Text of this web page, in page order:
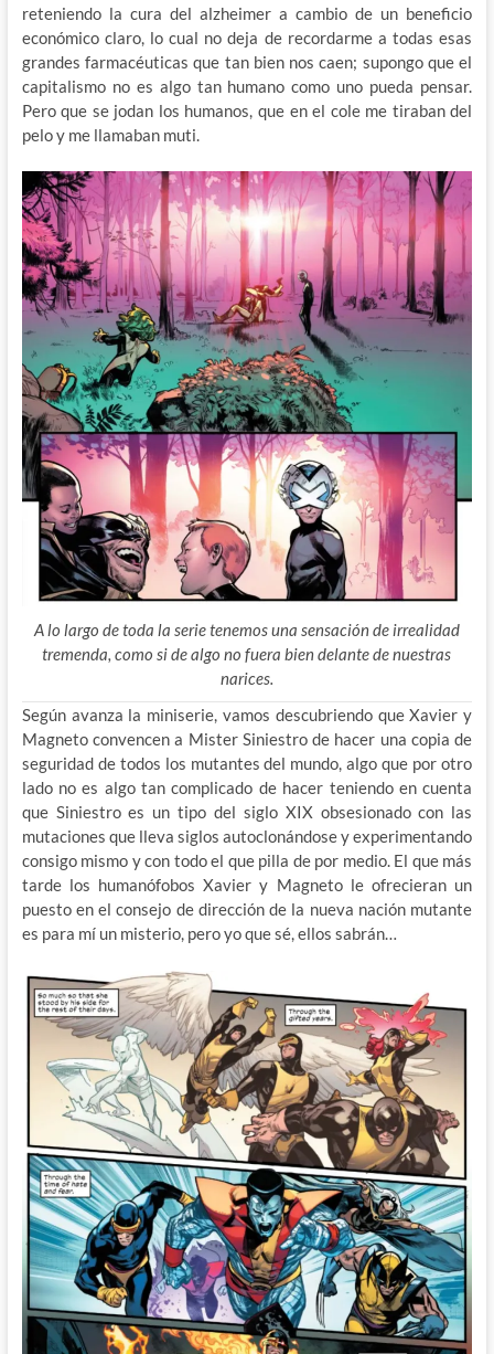
reteniendo la cura del alzheimer a cambio de un beneficio
económico claro, lo cual no deja de recordarme a todas esas
grandes farmacéuticas que tan bien nos caen; supongo que el
capitalismo no es algo tan humano como uno pueda pensar.
Pero que se jodan los humanos, que en el cole me tiraban del
pelo y me llamaban muti.
A lo largo de toda la serie tenemos una sensación de irrealidad
tremenda, como si de algo no fuera bien delante de nuestras
narices.
Según avanza la miniserie, vamos descubriendo que Xavier y
Magneto convencen a Mister Siniestro de hacer una copia de
seguridad de todos los mutantes del mundo, algo que por otro
lado no es algo tan complicado de hacer teniendo en cuenta
que Siniestro es un tipo del siglo XIX obsesionado con las
mutaciones que lleva siglos autoclonándose y experimentando
consigo mismo y con todo el que pilla de por medio. El que más
tarde los humanófobos Xavier y Magneto le ofrecieran un
puesto en el consejo de dirección de la nueva nación mutante
es para mí un misterio, pero yo que sé, ellos sabrán…